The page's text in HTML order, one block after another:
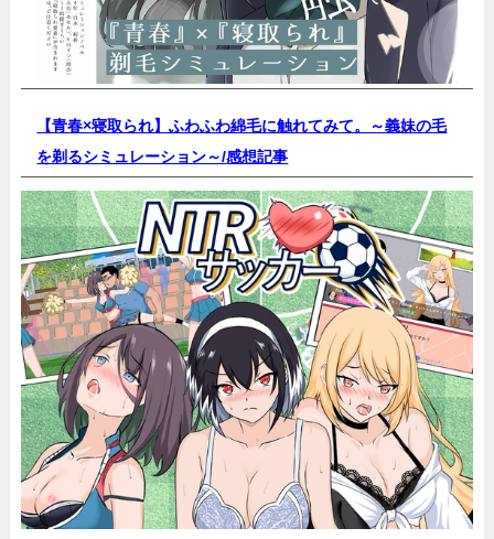
【青春×寝取られ】ふわふわ綿毛に触れてみて。～義妹の毛
を剃るシミュレーション～/感想記事